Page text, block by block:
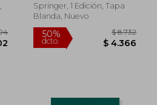
Springer, 1 Edición, Tapa
Blanda, Nuevo